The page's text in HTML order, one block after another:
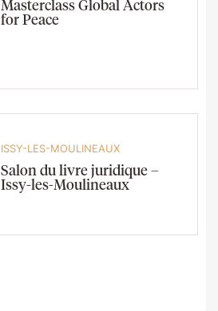
Masterclass Global Actors
for Peace
ISSY-LES-MOULINEAUX
Salon du livre juridique –
Issy-les-Moulineaux